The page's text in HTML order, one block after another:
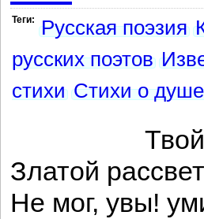
Теги: Русская поэзия
русских поэтов
стихи Стихи о душе
Твой
Златой
Не мог, увы!